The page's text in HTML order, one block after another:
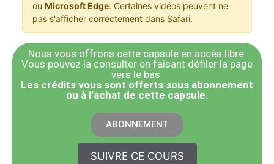
ou Microsoft Edge. Certaines vidéos peuvent ne
pas s'afficher correctement dans Safari.
Nous vous offrons cette capsule en accès libre.
Vous pouvez la consulter en faisant défiler la page
vers le bas.
​Les crédits vous sont offerts sous abonnement
ou à l’achat de cette capsule.
ABONNEMENT
SUIVRE CE COURS